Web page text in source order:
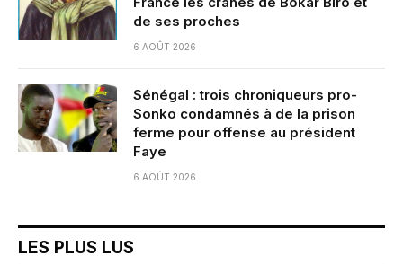
de ses proches
6 AOÛT 2026
Sénégal : trois chroniqueurs pro-
Sonko condamnés à de la prison
ferme pour offense au président
Faye
6 AOÛT 2026
LES PLUS LUS